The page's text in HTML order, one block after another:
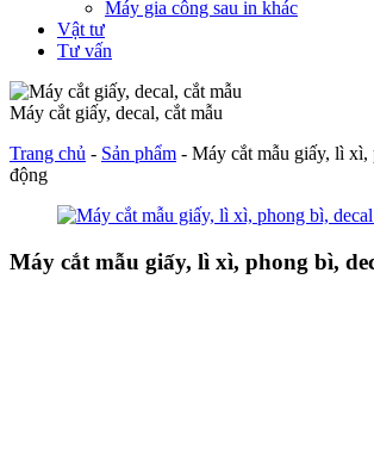
Máy gia công sau in khác
Vật tư
Tư vấn
Máy cắt giấy, decal, cắt mẫu
Trang chủ - Sản phẩm - Máy cắt mẫu giấy, lì xì,
động
Máy cắt mẫu giấy, lì xì, phong bì,